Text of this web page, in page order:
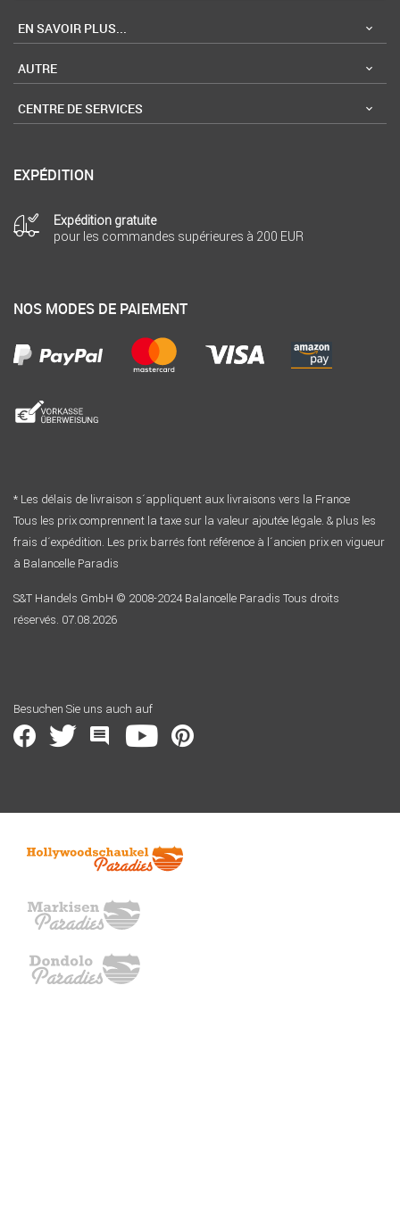
EN SAVOIR PLUS...
AUTRE
CENTRE DE SERVICES
EXPÉDITION
Expédition gratuite
pour les commandes supérieures à 200 EUR
NOS MODES DE PAIEMENT
* Les délais de livraison s´appliquent aux livraisons vers la France
Tous les prix comprennent la taxe sur la valeur ajoutée légale. & plus les
frais d´expédition. Les prix barrés font référence à l´ancien prix en vigueur
à Balancelle Paradis
S&T Handels GmbH © 2008-2024 Balancelle Paradis Tous droits
réservés. 07.08.2026
Besuchen Sie uns auch auf